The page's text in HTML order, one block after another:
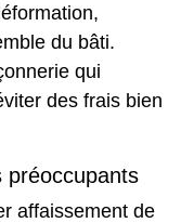
du bâti.
qui
des frais bien
préoccupants
affaissement de